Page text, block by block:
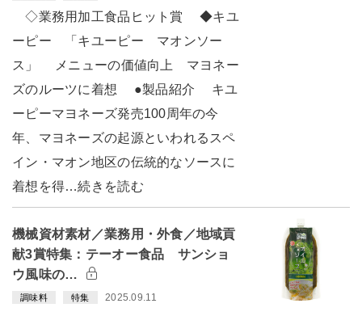
◇業務用加工食品ヒット賞 ◆キユ
ーピー 「キユーピー マオンソー
ス」 メニューの価値向上 マヨネー
ズのルーツに着想 ●製品紹介 キユ
ーピーマヨネーズ発売100周年の今
年、マヨネーズの起源といわれるスペ
イン・マオン地区の伝統的なソースに
着想を得…続きを読む
機械資材素材／業務用・外食／地域貢
献3賞特集：テーオー食品 サンショ
ウ風味の…
調味料 特集 2025.09.11